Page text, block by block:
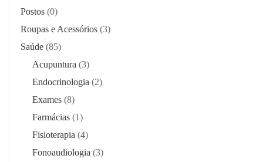
Postos (0)
Roupas e Acessórios (3)
Saúde (85)
Acupuntura (3)
Endocrinologia (2)
Exames (8)
Farmácias (1)
Fisioterapia (4)
Fonoaudiologia (3)